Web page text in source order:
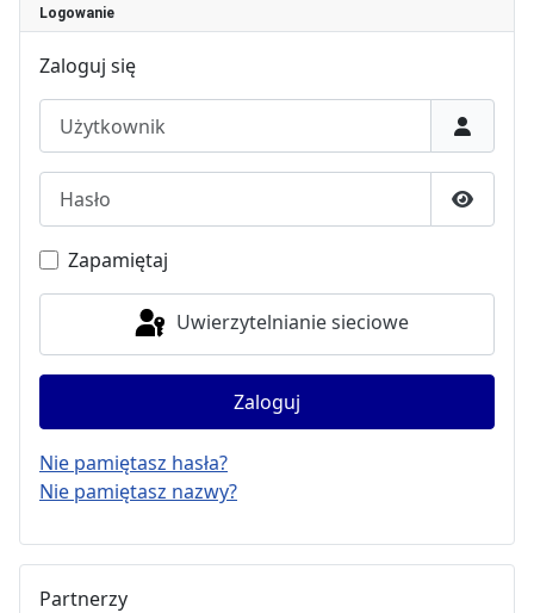
Logowanie
Zaloguj się
Hasło
Pokaż
Zapamiętaj
Uwierzytelnianie sieciowe
Zaloguj
Nie pamiętasz hasła?
Nie pamiętasz nazwy?
Partnerzy